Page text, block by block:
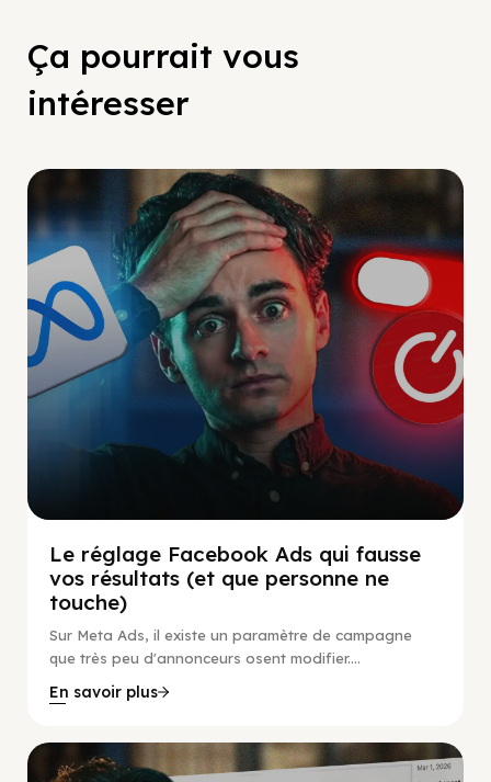
Ça pourrait vous
intéresser
Social Scaling
Le réglage Facebook Ads qui fausse
vos résultats (et que personne ne
touche)
Sur Meta Ads, il existe un paramètre de campagne
que très peu d'annonceurs osent modifier....
En savoir plus